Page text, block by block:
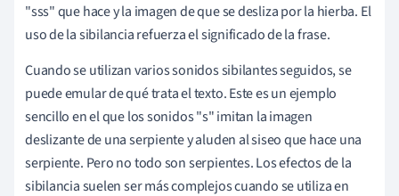
"sss" que hace y la imagen de que se desliza por la hierba. El
uso de la sibilancia refuerza el significado de la frase.
Cuando se utilizan varios sonidos sibilantes seguidos, se
puede emular de qué trata el texto. Este es un ejemplo
sencillo en el que los sonidos "s" imitan la imagen
deslizante de una serpiente y aluden al siseo que hace una
serpiente. Pero no todo son serpientes. Los efectos de la
sibilancia suelen ser más complejos cuando se utiliza en